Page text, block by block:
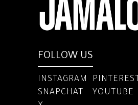
FOLLOW US
INSTAGRAM PINTEREST
SNAPCHAT
YOUTUBE